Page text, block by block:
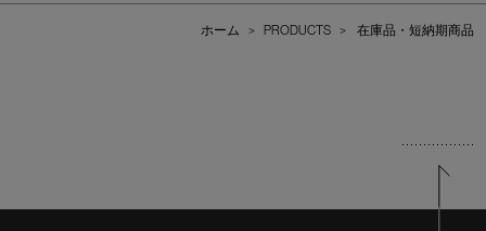
ホーム > PRODUCTS > 在庫品・短納期商品